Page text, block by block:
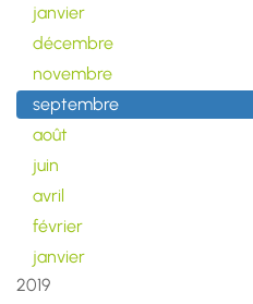
janvier
décembre
novembre
septembre
août
juin
avril
février
janvier
2019